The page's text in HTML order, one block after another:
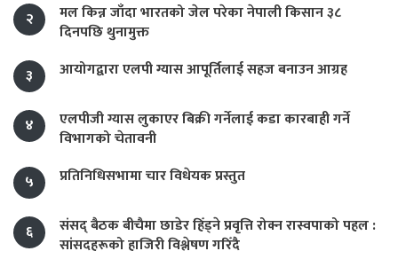
२
मल किन्न जाँदा भारतको जेल परेका नेपाली किसान ३८
दिनपछि थुनामुक्त
३
आयोगद्वारा एलपी ग्यास आपूर्तिलाई सहज बनाउन आग्रह
४
एलपीजी ग्यास लुकाएर बिक्री गर्नेलाई कडा कारबाही गर्ने
विभागको चेतावनी
५
प्रतिनिधिसभामा चार विधेयक प्रस्तुत
६
संसद् बैठक बीचैमा छाडेर हिँड्ने प्रवृत्ति रोक्न रास्वपाको पहल :
सांसदहरूको हाजिरी विश्लेषण गरिँदै